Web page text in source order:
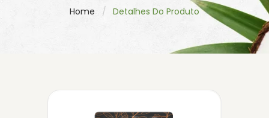
Home Detalhes Do Produto